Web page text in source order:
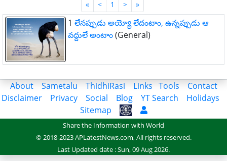
«First
< 1 > »Last
1 లేనప్పుడు అయ్యో లేదంటాం, ఉన్నప్పుడు ఆ
వద్దులే అంటాం(General)
About Sametalu ThidhiRasi Links Tools
Contact
Disclaimer
Privacy Social Blog YT Search
Holidays
Sitemap
Share the Information with World
© 2018-2023 APLatestNews.com, All rights reserved.
Last Updated date : Sun, 09 Aug 2026.